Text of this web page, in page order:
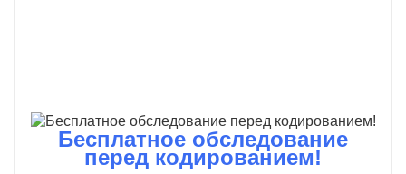
Бесплатное обследование
перед кодированием!